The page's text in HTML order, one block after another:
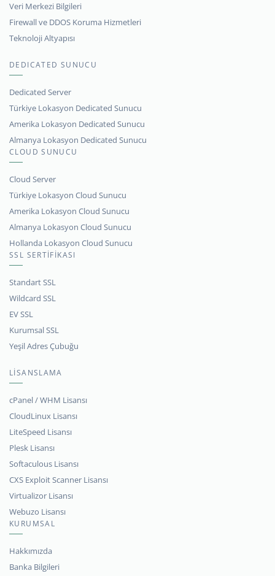
Veri Merkezi Bilgileri
Firewall ve DDOS Koruma Hizmetleri
Teknoloji Altyapısı
DEDICATED SUNUCU
Dedicated Server
Türkiye Lokasyon Dedicated Sunucu
Amerika Lokasyon Dedicated Sunucu
Almanya Lokasyon Dedicated Sunucu
CLOUD SUNUCU
Cloud Server
Türkiye Lokasyon Cloud Sunucu
Amerika Lokasyon Cloud Sunucu
Almanya Lokasyon Cloud Sunucu
Hollanda Lokasyon Cloud Sunucu
SSL SERTİFİKASI
Standart SSL
Wildcard SSL
EV SSL
Kurumsal SSL
Yeşil Adres Çubuğu
LİSANSLAMA
cPanel / WHM Lisansı
CloudLinux Lisansı
LiteSpeed Lisansı
Plesk Lisansı
Softaculous Lisansı
CXS Exploit Scanner Lisansı
Virtualizor Lisansı
Webuzo Lisansı
KURUMSAL
Hakkımızda
Banka Bilgileri